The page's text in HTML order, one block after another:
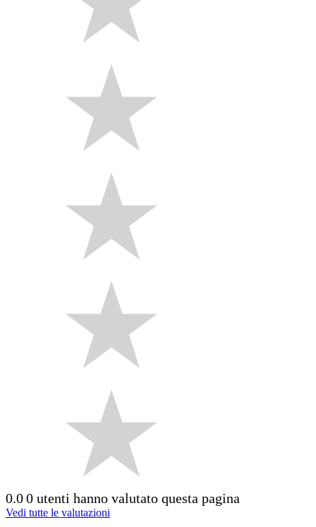
0.00 utenti hanno valutato questa pagina
Vedi tutte le valutazioni